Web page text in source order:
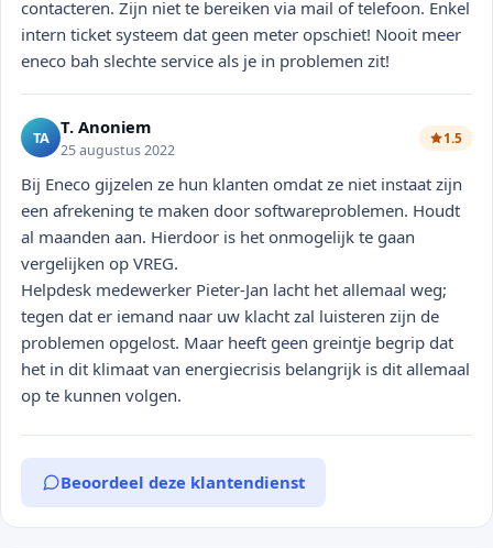
contacteren. Zijn niet te bereiken via mail of telefoon. Enkel
intern ticket systeem dat geen meter opschiet! Nooit meer
eneco bah slechte service als je in problemen zit!
TA T. Anoniem
25 augustus 2022
1.5
Bij Eneco gijzelen ze hun klanten omdat ze niet instaat zijn
een afrekening te maken door softwareproblemen. Houdt
al maanden aan. Hierdoor is het onmogelijk te gaan
vergelijken op VREG.
Helpdesk medewerker Pieter-Jan lacht het allemaal weg;
tegen dat er iemand naar uw klacht zal luisteren zijn de
problemen opgelost. Maar heeft geen greintje begrip dat
het in dit klimaat van energiecrisis belangrijk is dit allemaal
op te kunnen volgen.
Beoordeel deze klantendienst